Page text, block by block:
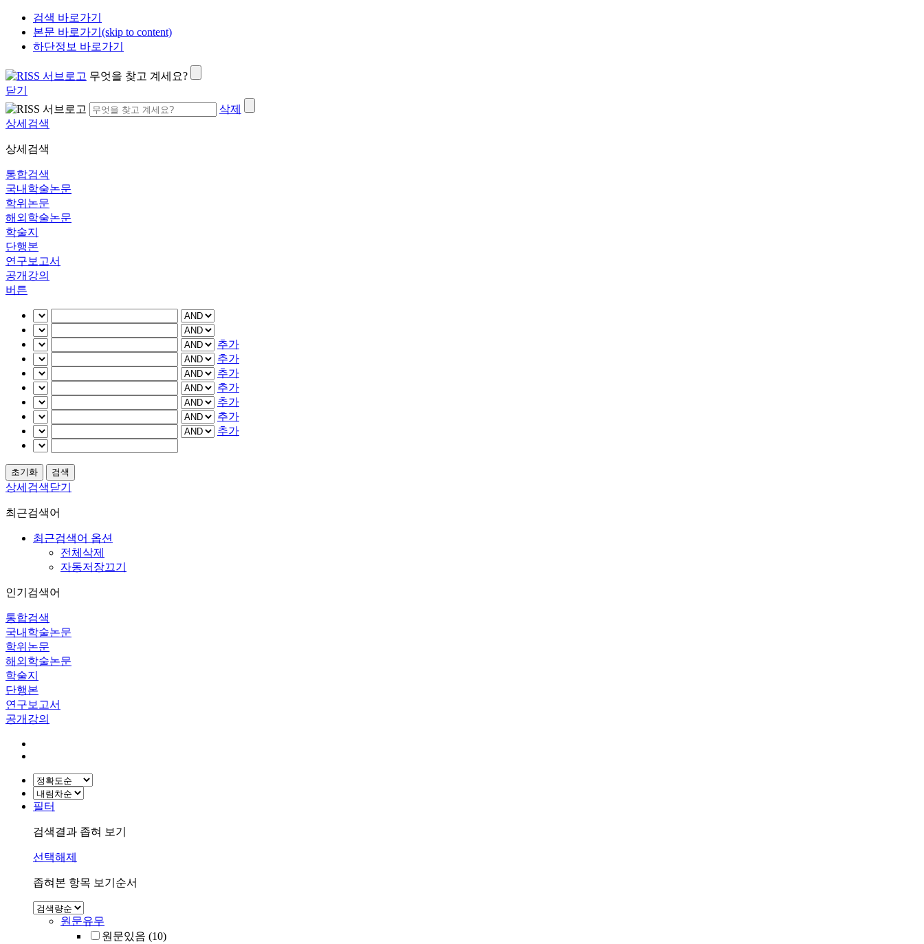
검색 바로가기
본문 바로가기(skip to content)
하단정보 바로가기
무엇을 찾고 계세요?
닫기
삭제
상세검색
상세검색
통합검색
국내학술논문
학위논문
해외학술논문
학술지
단행본
연구보고서
공개강의
버튼
추가
추가
추가
추가
추가
추가
추가
상세검색닫기
최근검색어
최근검색어 옵션
전체삭제
자동저장끄기
인기검색어
통합검색
국내학술논문
학위논문
해외학술논문
학술지
단행본
연구보고서
공개강의
필터
검색결과 좁혀 보기
선택해제
좁혀본 항목 보기순서
원문유무
원문있음 (10)